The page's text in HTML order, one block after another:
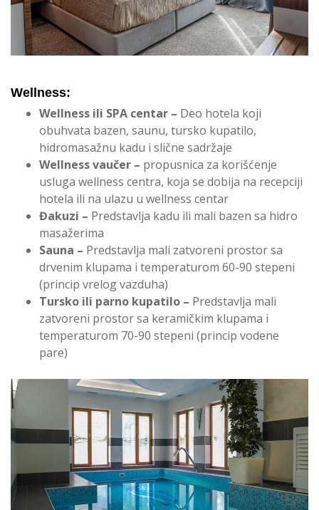
Wellness:
Wellness ili SPA centar – Deo hotela koji
obuhvata bazen, saunu, tursko kupatilo,
hidromasažnu kadu i slične sadržaje
Wellness vaučer – propusnica za korišćenje
usluga wellness centra, koja se dobija na recepciji
hotela ili na ulazu u wellness centar
Đakuzi – Predstavlja kadu ili mali bazen sa hidro
masažerima
Sauna – Predstavlja mali zatvoreni prostor sa
drvenim klupama i temperaturom 60-90 stepeni
(princip vrelog vazduha)
Tursko ili parno kupatilo – Predstavlja mali
zatvoreni prostor sa keramičkim klupama i
temperaturom 70-90 stepeni (princip vodene
pare)